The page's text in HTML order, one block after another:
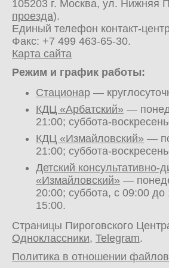
105203 г. Москва, ул. Нижняя
проезда).
Единый телефон контакт-
Факс: +7 499 463-65-30.
Карта сайта
Режим и график работы:
Стационар —
КДЦ «Арбатский» —
21:00; суббота-
КДЦ «Измайловский» —
21:00; суббота-
Детский консультативно-
«Измайловский» —
20:00; суббота, с 09:00
15:00.
Страницы Пироговского
Одноклассники, Telegram.
Политика в отношении